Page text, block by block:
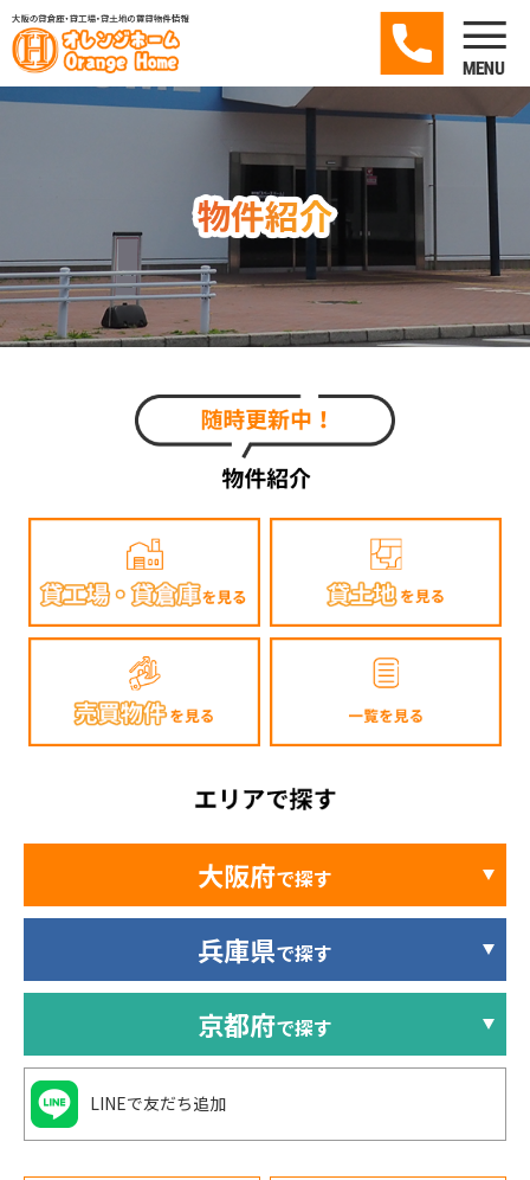
大阪府で探す
兵庫県で探す
京都府で探す
LINEで友だち追加